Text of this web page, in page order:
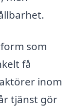
som
få
inom
tjänst gör